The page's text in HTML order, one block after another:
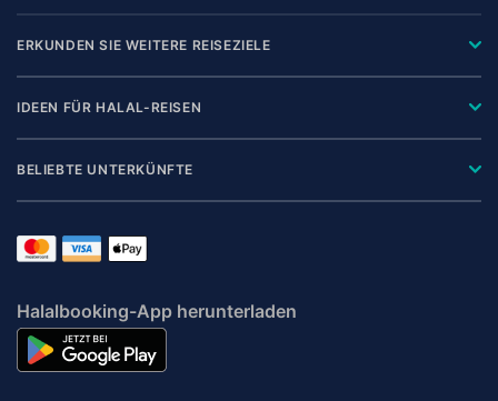
ERKUNDEN SIE WEITERE REISEZIELE
IDEEN FÜR HALAL-REISEN
BELIEBTE UNTERKÜNFTE
Halalbooking-App herunterladen